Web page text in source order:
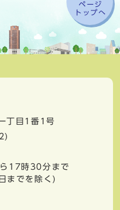
ページ
トップへ
丁目1番1号
17時30分まで
までを除く)